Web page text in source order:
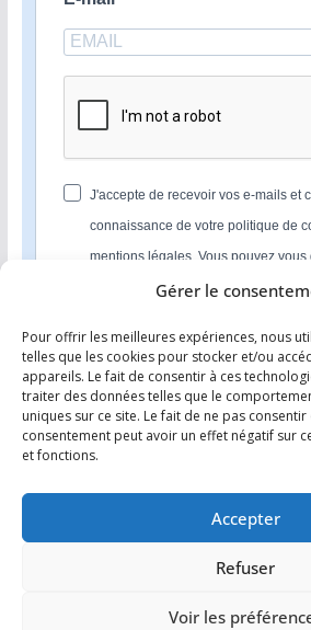
Gérer le
Pour offrir les meilleures expériences, nous
telles que les cookies pour stocker et/ou
appareils. Le fait de consentir à ces
traiter des données telles que le
uniques sur ce site. Le fait de ne pas
consentement peut avoir un effet négatif sur
et fonctions.
Accepter
Refuser
Voir les
J'accepte de recevoir vos e-mails et
connaissance de votre politique de
mentions légales. Vous pouvez vous
moment en cliquant sur le lien
S'INSCRIRE
Nous utilisons Sendinblue en tant
marketing. En soumettant ce
reconnaissez que les informations
seront transmises à Sendinblue en
Comment investir